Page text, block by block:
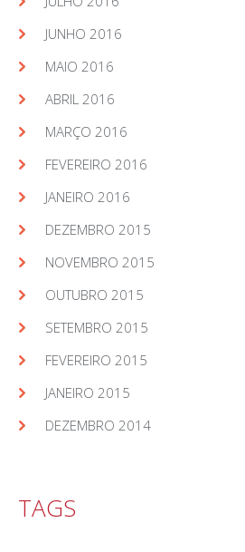
JUNHO 2016
MAIO 2016
ABRIL 2016
MARÇO 2016
FEVEREIRO 2016
JANEIRO 2016
DEZEMBRO 2015
NOVEMBRO 2015
OUTUBRO 2015
SETEMBRO 2015
FEVEREIRO 2015
JANEIRO 2015
DEZEMBRO 2014
TAGS